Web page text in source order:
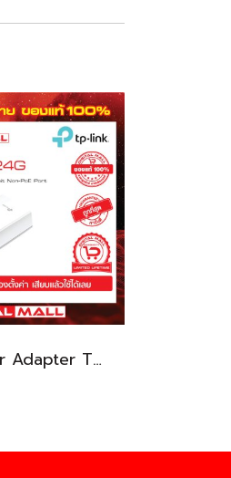
POE Injector Adapter TP-LINK TL-POE4824G อุปกรณ์ขยายสัญญาณ POE รับประกันตลอดอายุการใช้งาน